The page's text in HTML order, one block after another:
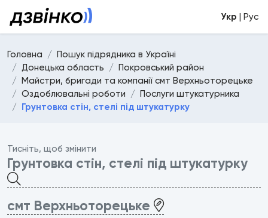
Укр | Рус
Головна
Пошук підрядника в Україні
Донецька область
Покровський район
Майстри, бригади та компанії смт Верхньоторецьке
Оздоблювальні роботи
Послуги штукатурника
Грунтовка стін, стелі під штукатурку
Тисніть, щоб змінити
Грунтовка стін, стелі під штукатурку
смт Верхньоторецьке